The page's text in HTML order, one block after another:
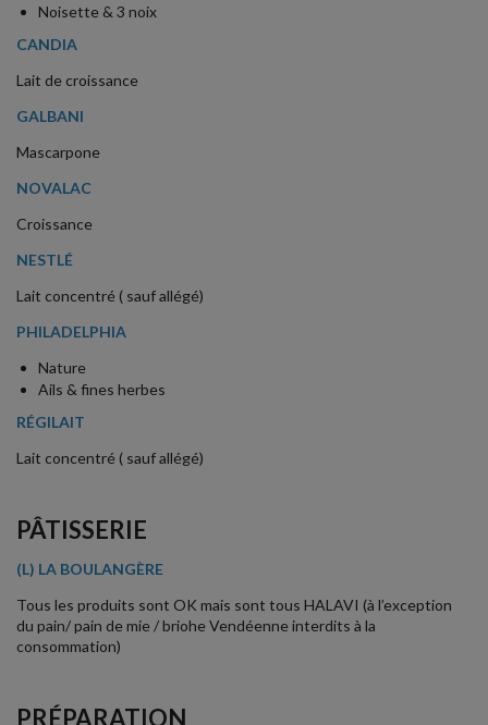
Noisette & 3 noix
CANDIA
Lait de croissance
GALBANI
Mascarpone
NOVALAC
Croissance
NESTLÉ
Lait concentré ( sauf allégé)
PHILADELPHIA
Nature
Ails & fines herbes
RÉGILAIT
Lait concentré ( sauf allégé)
PÂTISSERIE
(L) LA BOULANGÈRE
Tous les produits sont OK mais sont tous HALAVI (à l’exception
du pain/ pain de mie / briohe Vendéenne interdits à la
consommation)
PRÉPARATION